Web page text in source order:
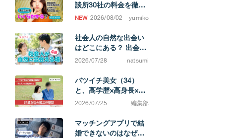
談所30社の料金を徹底
比較！ 成婚するまでの
2026/08/02 yumiko
社会人の自然な出会い
はどこにある？ 出会い
の場と、結婚を考えた
2026/07/28 natsumi
バツイチ美女（34）
と、高学歴×高身長×イ
ケメン（38）カップ
んなに違うのか」と実
感する不満0の結婚生活
2026/07/25 編集部
マッチングアプリで結
婚できないのはなぜ？